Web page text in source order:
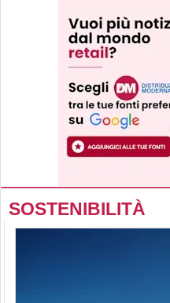
SOSTENIBILITÀ